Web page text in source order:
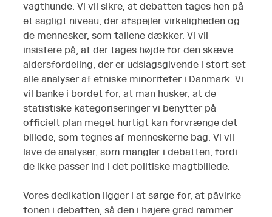
vagthunde. Vi vil sikre, at debatten tages hen på
et sagligt niveau, der afspejler virkeligheden og
de mennesker, som tallene dækker. Vi vil
insistere på, at der tages højde for den skæve
aldersfordeling, der er udslagsgivende i stort set
alle analyser af etniske minoriteter i Danmark. Vi
vil banke i bordet for, at man husker, at de
statistiske kategoriseringer vi benytter på
officielt plan meget hurtigt kan forvrænge det
billede, som tegnes af menneskerne bag. Vi vil
lave de analyser, som mangler i debatten, fordi
de ikke passer ind i det politiske magtbillede.
Vores dedikation ligger i at sørge for, at påvirke
tonen i debatten, så den i højere grad rammer